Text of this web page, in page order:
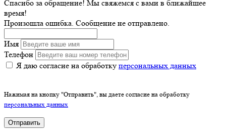
Спасибо за обращение! Мы свяжемся с вами в ближайшее
время!
Произошла ошибка. Сообщение не отправлено.
Имя
Телефон
Я даю согласие на обработку персональных данных
Нажимая на кнопку "Отправить", вы даете согласие на обработку
персональных данных
Отправить